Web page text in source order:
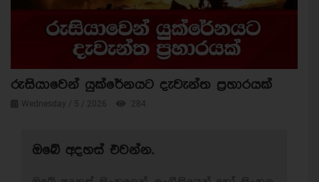
රුසියාවෙන් යුක්රේනයට දැවැන්ත ප්‍රහාරයක්
Wednesday / 5 / 2026 284
ඔබේ අදහස් එවන්න.